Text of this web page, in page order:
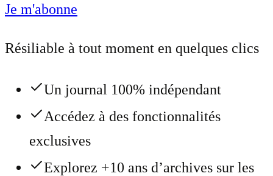
Je m'abonne
Résiliable à tout moment en quelques clics
Un journal 100% indépendant
Accédez à des fonctionnalités
exclusives
Explorez +10 ans d’archives sur les